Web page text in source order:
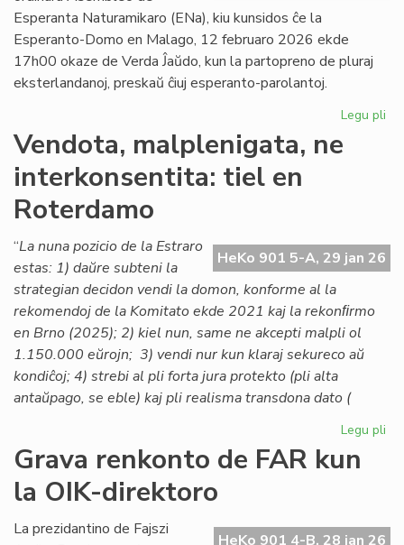
Esperanta Naturamikaro (ENa), kiu kunsidos ĉe la
Esperanto-Domo en Malago, 12 februaro 2026 ekde
17h00 okaze de Verda Ĵaŭdo, kun la partopreno de pluraj
eksterlandanoj, preskaŭ ĉiuj esperanto-parolantoj.
Legu pli
Vendota, malplenigata, ne
interkonsentita: tiel en
Roterdamo
HeKo 901 5-A, 29 jan 26
“La nuna pozicio de la Estraro
estas: 1) daŭre subteni la
strategian decidon vendi la domon, konforme al la
rekomendoj de la Komitato ekde 2021 kaj la rekonﬁrmo
en Brno (2025); 2) kiel nun, same ne akcepti malpli ol
1.150.000 eŭrojn; 3) vendi nur kun klaraj sekureco aŭ
kondiĉoj; 4) strebi al pli forta jura protekto (pli alta
antaŭpago, se eble) kaj pli realisma transdona dato (
Legu pli
tiel
Grava renkonto de FAR kun
la OIK-direktoro
HeKo 901 4-B, 28 jan 26
La prezidantino de Fajszi